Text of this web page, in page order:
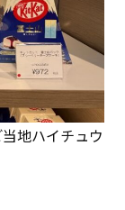
地ハイチュウ